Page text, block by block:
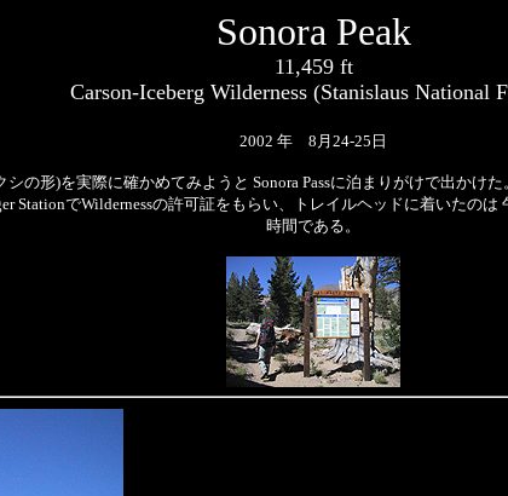
Sonora Peak
11,459 ft
Carson-Iceberg Wilderness (Stanislaus National
2002 年 8月24-25日
の形)を実際に確かめてみようと Sonora Passに泊まりがけで出かけ
StationでWildernessの許可証をもらい、トレイルヘッドに着いた
時間である。